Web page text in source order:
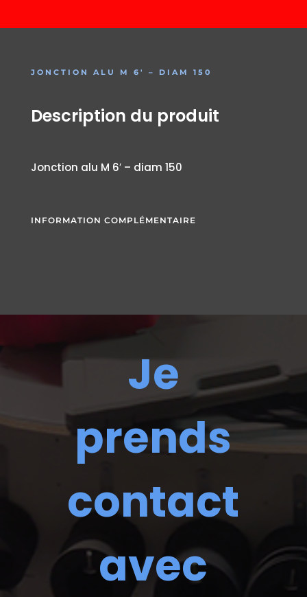
JONCTION ALU M 6′ – DIAM 150
Description du produit
Jonction alu M 6′ – diam 150
INFORMATION COMPLÉMENTAIRE
Je
prends
contact
avec